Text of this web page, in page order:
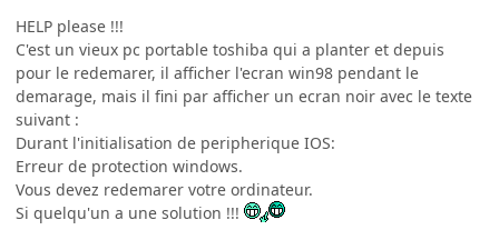
HELP please !!!
C'est un vieux pc portable toshiba qui a planter et depuis
pour le redemarer, il afficher l'ecran win98 pendant le
demarage, mais il fini par afficher un ecran noir avec le texte
suivant :
Durant l'initialisation de peripherique IOS:
Erreur de protection windows.
Vous devez redemarer votre ordinateur.
Si quelqu'un a une solution !!!